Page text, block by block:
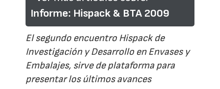
Informe: Hispack & BTA 2009
El segundo encuentro Hispack de
Investigación y Desarrollo en Envases y
Embalajes, sirve de plataforma para
presentar los últimos avances